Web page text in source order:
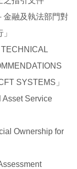
金融及執法部門對
SYSTEMS」
Asset Service
Ownership for